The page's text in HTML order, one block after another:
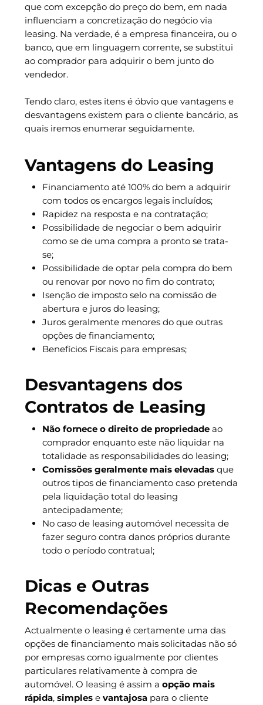
que com excepção do preço do bem, em nada
influenciam a concretização do negócio via
leasing. Na verdade, é a empresa financeira, ou o
banco, que em linguagem corrente, se substitui
ao comprador para adquirir o bem junto do
vendedor.
Tendo claro, estes itens é óbvio que vantagens e
desvantagens existem para o cliente bancário, as
quais iremos enumerar seguidamente.
Vantagens do Leasing
Financiamento até 100% do bem a adquirir
com todos os encargos legais incluídos;
Rapidez na resposta e na contratação;
Possibilidade de negociar o bem adquirir
como se de uma compra a pronto se trata-
se;
Possibilidade de optar pela compra do bem
ou renovar por novo no fim do contrato;
Isenção de imposto selo na comissão de
abertura e juros do leasing;
Juros geralmente menores do que outras
opções de financiamento;
Benefícios Fiscais para empresas;
Desvantagens dos
Contratos de Leasing
Não fornece o direito de propriedadeao
comprador enquanto este não liquidar na
totalidade as responsabilidades do leasing;
Comissões geralmente mais elevadasque
outros tipos de financiamento caso pretenda
pela liquidação total do leasing
antecipadamente;
No caso de leasing automóvel necessita de
fazer seguro contra danos próprios durante
todo o período contratual;
Dicas e Outras
Recomendações
Actualmente o leasing é certamente uma das
opções de financiamento mais solicitadas não só
por empresas como igualmente por clientes
particulares relativamente à compra de
automóvel. O leasing é assim a opção mais
rápida, simplese vantajosapara o cliente